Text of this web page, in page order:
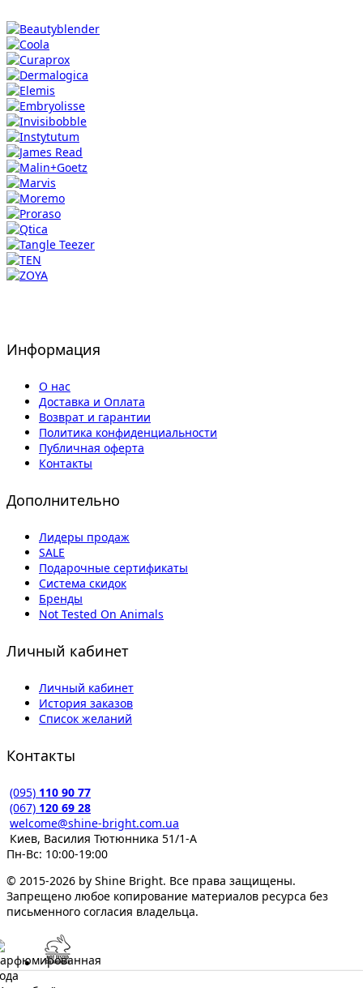
Информация
О нас
Доставка и Оплата
Возврат и гарантии
Политика конфиденциальности
Публичная оферта
Контакты
Дополнительно
Лидеры продаж
SALE
Подарочные сертификаты
Система скидок
Бренды
Not Tested On Animals
Личный кабинет
Личный кабинет
История заказов
Список желаний
Контакты
(095) 110 90 77
(067) 120 69 28
welcome@shine-bright.com.ua
Киев, Василия Тютюнника 51/1-А
Пн-Вс: 10:00-19:00
© 2015-2026 by Shine Bright. Все права защищены.
Запрещено любое копирование материалов ресурса без
письменного согласия владельца.